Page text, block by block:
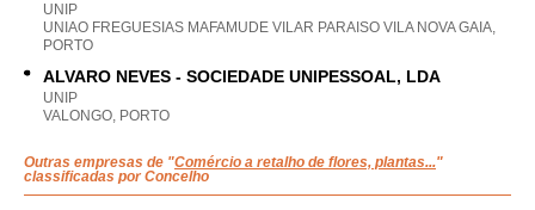
UNIP
UNIAO FREGUESIAS MAFAMUDE VILAR PARAISO VILA NOVA GAIA,
PORTO
ALVARO NEVES - SOCIEDADE UNIPESSOAL, LDA
UNIP
VALONGO, PORTO
Outras empresas de "Comércio a retalho de flores, plantas..."
classificadas por Concelho